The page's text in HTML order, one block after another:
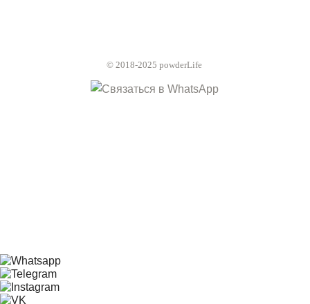
© 2018-2025 powderLife